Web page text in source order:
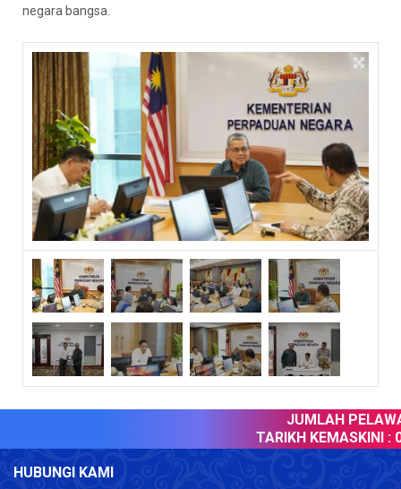
negara bangsa.
JUMLAH
TARIKH KEMASKINI :
HUBUNGI KAMI